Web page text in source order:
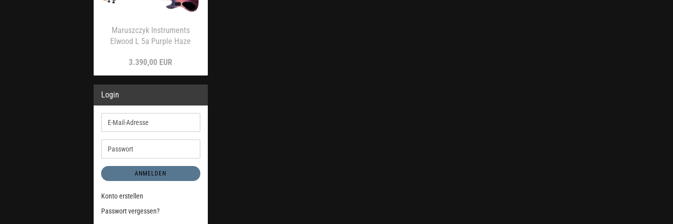
Maruszczyk Instruments
Elwood L 5a Purple Haze
3.390,00 EUR
Login
E-
Mail-
Adresse
Passwort
ANMELDEN
Konto erstellen
Passwort vergessen?